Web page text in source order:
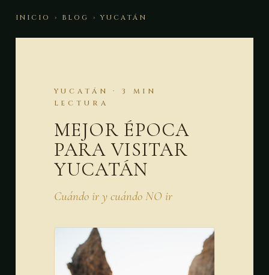
INICIO › BLOG › YUCATÁN
YUCATÁN · 3 MIN
LECTURA
MEJOR ÉPOCA
PARA VISITAR
YUCATÁN
Cuándo ir y cuándo NO ir